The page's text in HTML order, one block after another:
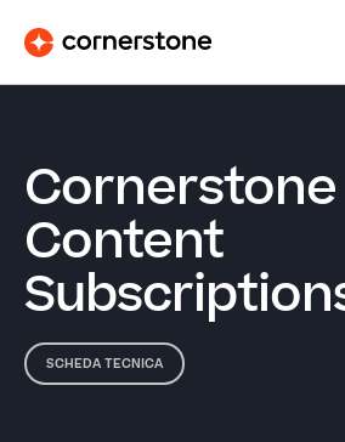
Cornerstone
Content
SCHEDA TECNICA